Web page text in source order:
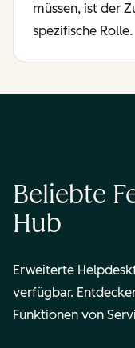
müssen, ist der
spezifische Rolle.
Beliebte
Hub
Erweiterte
verfügbar.
Funktionen von